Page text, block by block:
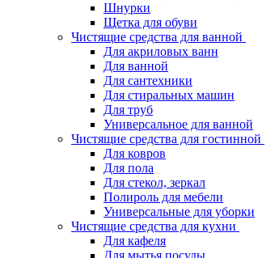
Шнурки
Щетка для обуви
Чистящие средства для ванной
Для акриловых ванн
Для ванной
Для сантехники
Для стиральных машин
Для труб
Универсальное для ванной
Чистящие средства для гостинной
Для ковров
Для пола
Для стекол, зеркал
Полироль для мебели
Универсальные для уборки
Чистящие средства для кухни
Для кафеля
Для мытья посуды